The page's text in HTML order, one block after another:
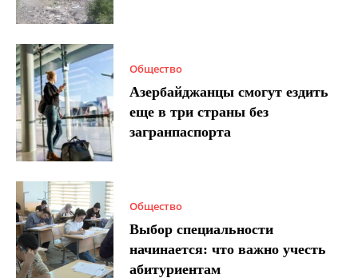
Общество
Азербайджанцы смогут ездить
еще в три страны без
загранпаспорта
Общество
Выбор специальности
начинается: что важно учесть
абитуриентам